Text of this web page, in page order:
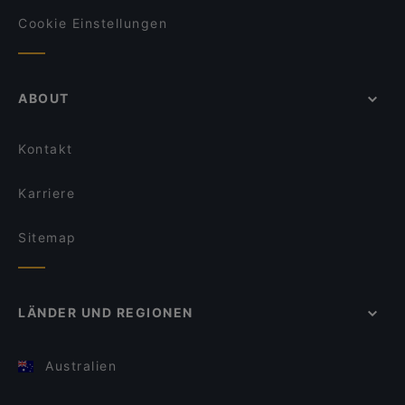
Cookie Einstellungen
ABOUT
Kontakt
Karriere
Sitemap
LÄNDER UND REGIONEN
Australien